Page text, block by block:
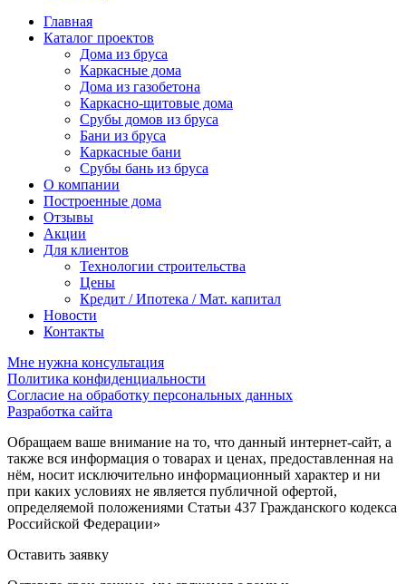
Главная
Каталог проектов
Дома из бруса
Каркасные дома
Дома из газобетона
Каркасно-щитовые дома
Срубы домов из бруса
Бани из бруса
Каркасные бани
Срубы бань из бруса
О компании
Построенные дома
Отзывы
Акции
Для клиентов
Технологии строительства
Цены
Кредит / Ипотека / Мат. капитал
Новости
Контакты
Мне нужна консультация
Политика конфиденциальности
Согласие на обработку персональных данных
Разработка сайта
Обращаем ваше внимание на то, что данный интернет-сайт, а
также вся информация о товарах и ценах, предоставленная на
нём, носит исключительно информационный характер и ни
при каких условиях не является публичной офертой,
определяемой положениями Статьи 437 Гражданского кодекса
Российской Федерации»
Оставить заявку